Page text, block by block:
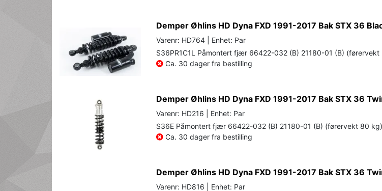
Demper Øhlins HD Dyna FXD 1991-2017 Bak STX 36
Varenr: HD764 | Enhet: Par
S36PR1C1L Påmontert fjær 66422-032 (B) 21180-01 (B) (førervekt
Ca. 30 dager fra bestilling
Demper Øhlins HD Dyna FXD 1991-2017 Bak STX 36
Varenr: HD216 | Enhet: Par
S36E Påmontert fjær 66422-032 (B) 21180-01 (B) (førervekt 80 kg)
Ca. 30 dager fra bestilling
Demper Øhlins HD Dyna FXD 1991-2017 Bak STX 36
Varenr: HD816 | Enhet: Par